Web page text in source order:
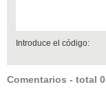
Introduce el código:
Comentarios - total 0